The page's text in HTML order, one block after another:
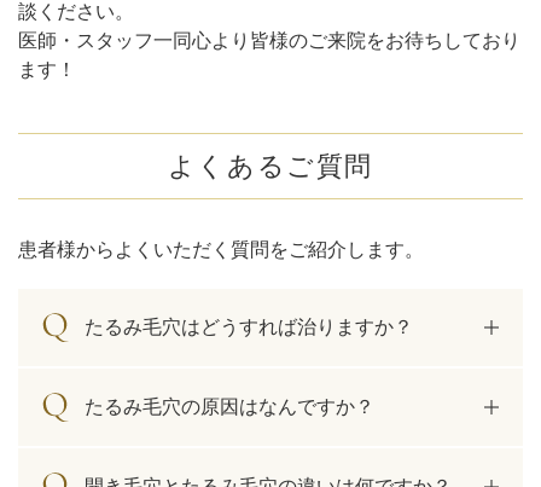
談ください。
医師・スタッフ一同心より皆様のご来院をお待ちしており
ます！
よくあるご質問
患者様からよくいただく質問をご紹介します。
たるみ毛穴はどうすれば治りますか？
たるみ毛穴の原因はなんですか？